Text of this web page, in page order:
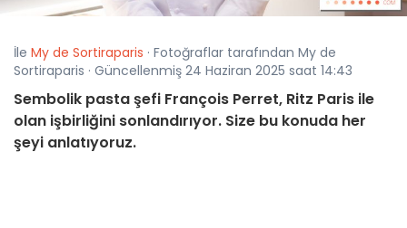
İle My de Sortiraparis · Fotoğraflar tarafından My de
Sortiraparis · Güncellenmiş 24 Haziran 2025 saat 14:43
Sembolik pasta şefi François Perret, Ritz Paris ile
olan işbirliğini sonlandırıyor. Size bu konuda her
şeyi anlatıyoruz.